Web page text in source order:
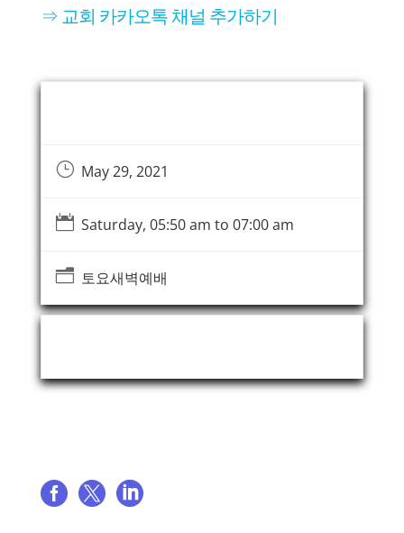
⇒ 교회 카카오톡 채널 추가하기
}May 29, 2021
 Saturday, 05:50 am to 07:00 am
n토요새벽예배
  